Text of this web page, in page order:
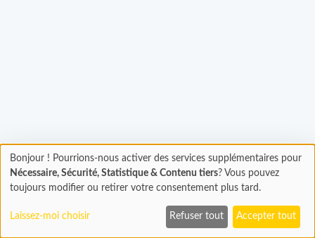
Chargement...Chargement
En cours...
Bonjour ! Pourrions-nous activer des services supplémentaires pour
Nécessaire, Sécurité, Statistique & Contenu tiers? Vous pouvez
toujours modifier ou retirer votre consentement plus tard.
Laissez-moi choisir Refuser tout Accepter tout